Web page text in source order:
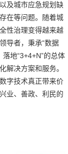
及城市应急规划缺
在等问题。随着城
性治理变得越来越
导者，秉承“数据
地“3+4+N”的总体
解决方案和服务。
字技术真正带来价
业、善政、利民的